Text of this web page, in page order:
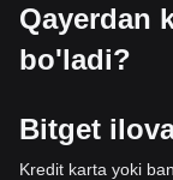
Qayerdan
bo'ladi?
Bitget
Kredit karta yoki